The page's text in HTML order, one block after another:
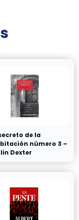
de la
número 3 –
Dexter